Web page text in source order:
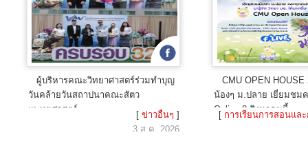
ผู้บริหารคณะวิทยาศาสตร์ร่วมทำบุญ
วันคล้ายวันสถาปนาคณะสัตว
แพทยศาสตร์
[ข่าวอื่นๆ ]
3 ส.ค. 2026
CMU OPEN
น้องๆ ม.ปลาย เยี่ยมช
Online 8 สิงหาคมนี้
[ การเรียนการสอนแ